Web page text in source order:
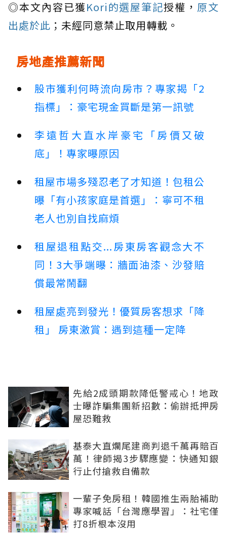
◎本文內容已獲Kori的選屋筆記授權， 原文
出處於此 ；未經同意禁止取用轉載。
房地產推薦新聞
股市獲利何時流向房市？專家揭「2
指標」：豪宅現金買斷是第一訊號
李遠哲大直水岸豪宅「房價又破
底」！專家曝原因
租屋市場多殘忍老了才知道！包租公
曝「有小孩家庭是首選」：寧可不租
老人也別自找麻煩
租屋退租點交...房東房客觀念大不
同！3大爭端曝：牆面油漆、沙發賠
償最常鬧翻
租屋處亮到發光！優質房客想求「降
租」 房東激賞：遇到這種一定降
先給2成頭期款降低警戒心！地政
士曝詐騙集團新招數：偷辦抵押房
屋恐難救
基泰大直爛尾建商判退千萬再賠百
萬！律師揭3步驟應變：快通知銀
行止付搶救自備款
一輩子免房租！韓國推生兩胎補助
專家喊話「台灣應學習」：社宅僅
打8折根本沒用